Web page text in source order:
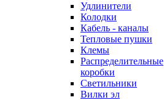
Удлинители
Колодки
Кабель - каналы
Тепловые пушки
Клемы
Распределительные
коробки
Светильники
Вилки эл